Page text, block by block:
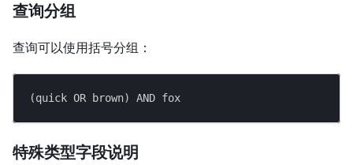
查询分组
查询可以使用括号分组：
(quick OR brown) AND fox
特殊类型字段说明